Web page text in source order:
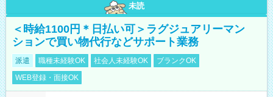
未読
＜時給1100円＊日払い可＞ラグジュアリーマン
ションで買い物代行などサポート業務
派遣 職種未経験OK 社会人未経験OK
ブランクOK
WEB登録・面接OK